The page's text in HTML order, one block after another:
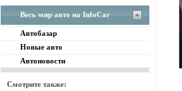
Весь мир авто на InfoCar
Автобазар
Новые авто
Автоновости
Смотрите также: